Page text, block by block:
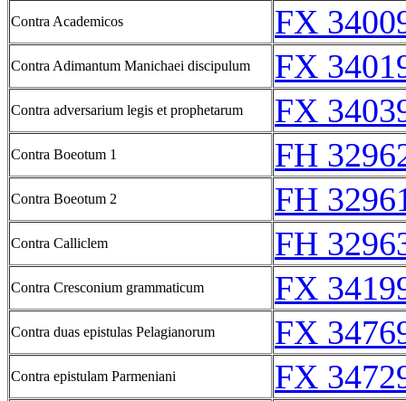
Contra Academicos FX
Contra Adimantum Manichaei discipulum FX
Contra adversarium legis et prophetarum FX
Contra Boeotum 1 FH
Contra Boeotum 2 FH
Contra Calliclem FH
Contra Cresconium grammaticum FX
Contra duas epistulas Pelagianorum FX
Contra epistulam Parmeniani FX